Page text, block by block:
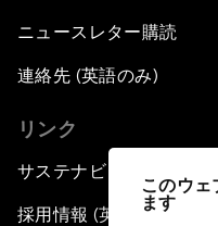
このウ
ます
ニュースレター購読
連絡先 (英語のみ)
リンク
サステナビリティへの取
採用情報 (英語のみ)